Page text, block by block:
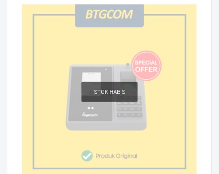
STOK HABIS